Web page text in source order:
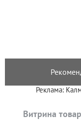
Реклама:
Витрина